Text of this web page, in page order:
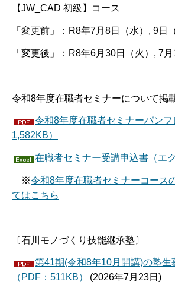
【JW_CAD 初級】コース
「変更前」：R8年7月8日（水）, 9日
「変更後」：R8年6月30日（火）, 7月
令和8年度在職者セミナーについて掲
令和8年度在職者セミナーパンフ
1,582KB）
在職者セミナー受講申込書（エ
※令和8年度在職者セミナーコース
てはこちら
〔石川モノづくり技能継承塾〕
第41期(令和8年10月開講)の塾生
（PDF：511KB）
(2026年7月23日)